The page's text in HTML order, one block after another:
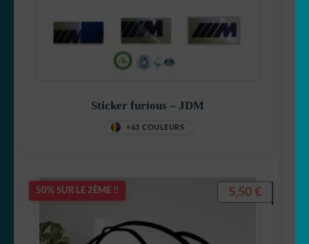
Sticker furious – JDM
+63 COULEURS
50% SUR LE 2ÈME !! 5,50 €